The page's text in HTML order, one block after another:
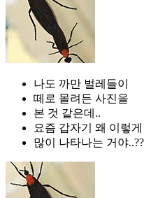
나도 까만 벌레들이
떼로 몰려든 사진을
본 것 같은데..
요즘 갑자기 왜 이렇게
많이 나타나는 거야..??